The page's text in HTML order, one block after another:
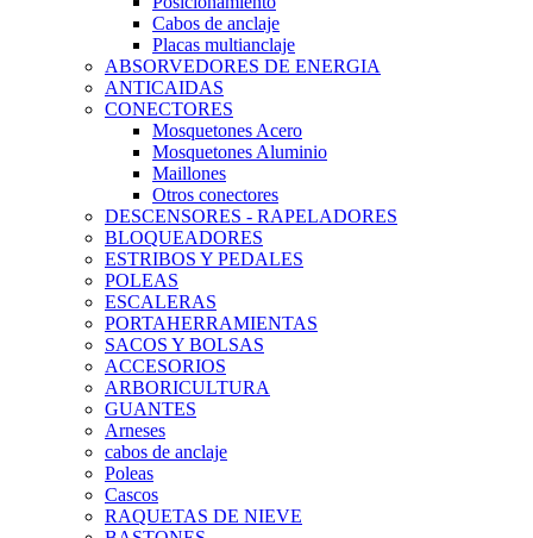
Cabos de anclaje
Placas multianclaje
ABSORVEDORES DE ENERGIA
ANTICAIDAS
CONECTORES
Mosquetones Acero
Mosquetones Aluminio
Maillones
Otros conectores
DESCENSORES - RAPELADORES
BLOQUEADORES
ESTRIBOS Y PEDALES
POLEAS
ESCALERAS
PORTAHERRAMIENTAS
SACOS Y BOLSAS
ACCESORIOS
ARBORICULTURA
GUANTES
Arneses
cabos de anclaje
Poleas
Cascos
RAQUETAS DE NIEVE